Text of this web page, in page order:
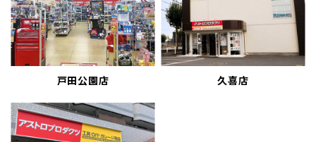
戸田公園店 久喜店